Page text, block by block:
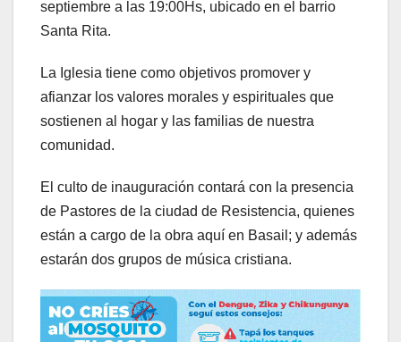
septiembre a las 19:00Hs, ubicado en el barrio
Santa Rita.
La Iglesia tiene como objetivos promover y
afianzar los valores morales y espirituales que
sostienen al hogar y las familias de nuestra
comunidad.
El culto de inauguración contará con la presencia
de Pastores de la ciudad de Resistencia, quienes
están a cargo de la obra aquí en Basail; y además
estarán dos grupos de música cristiana.